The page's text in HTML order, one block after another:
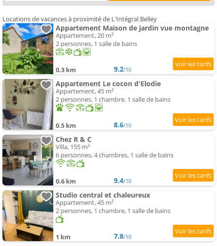
Locations de vacances à proximité de L'Intégral Belley
Appartement Maison de jardin vue montagne
Appartement, 20 m²
2 personnes, 1 salle de bains
0.3 km 9.2/10
Appartement Le cocon d'Elodie
Appartement, 45 m²
2 personnes, 1 chambre, 1 salle de bains
0.5 km 8.6/10
Chez R & C
Villa, 155 m²
6 personnes, 4 chambres, 1 salle de bains
0.6 km 9.4/10
Studio central et chaleureux
Appartement, 45 m²
2 personnes, 1 chambre, 1 salle de bains
1 km 7.8/10